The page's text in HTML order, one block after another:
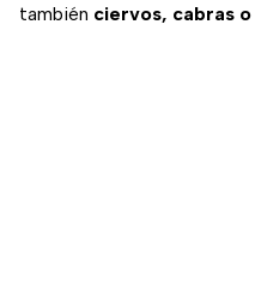
también ciervos, cabras